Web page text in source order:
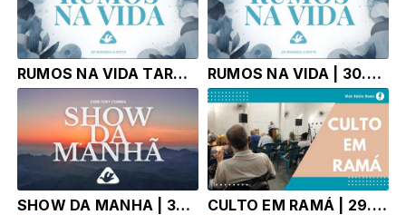
RUMOS NA VIDA TARDE | 30.06.26 | Pr. Érico Rodolpho Bussinger RUMOS NA VIDA | 30.06.26 | Pr. Érico Rodolpho Bussinger
SHOW DA MANHA | 30.06.26 | CULTO EM RAMÁ | 29.06.26 | Pr. Érico Rodolpho Bussinger